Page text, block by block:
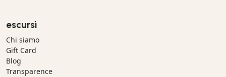
escursì
Chi siamo
Gift Card
Blog
Transparence